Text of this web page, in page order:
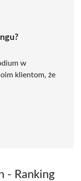
w
klientom, że
- Ranking